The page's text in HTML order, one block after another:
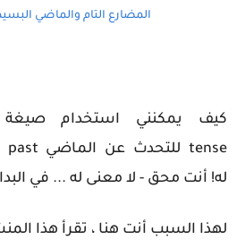
المضارع التام والماضي
كيف يمكنني استخدام
tenseللتحدث عن الماضي past
له! أنت محق - لا معنى له ... في
لهذا السبب أنت هنا ، تقرأ هذا